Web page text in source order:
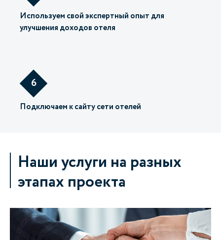
Используем свой экспертный опыт для
улучшения доходов отеля
6
Подключаем к сайту сети отелей
Наши услуги на разных
этапах проекта